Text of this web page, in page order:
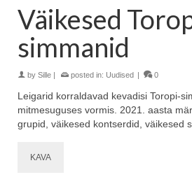
Väikesed
simmanid
by Sille posted in: Uudised 0
Leigarid korraldavad kevadisi Toropi-
mitmesuguses vormis. 2021. aasta
grupid, väikesed kontserdid, väikesed
KAVA